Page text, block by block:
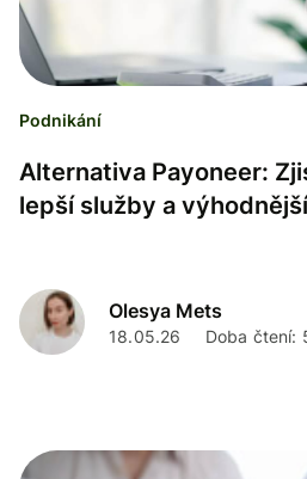
Podnikání
Alternativa Payoneer:
lepší služby a
Olesya Mets
18.05.26 Doba čtení: